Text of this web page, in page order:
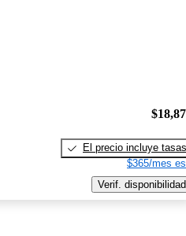
El precio incluye tasas
$365/mes
Verif. disponibilidad